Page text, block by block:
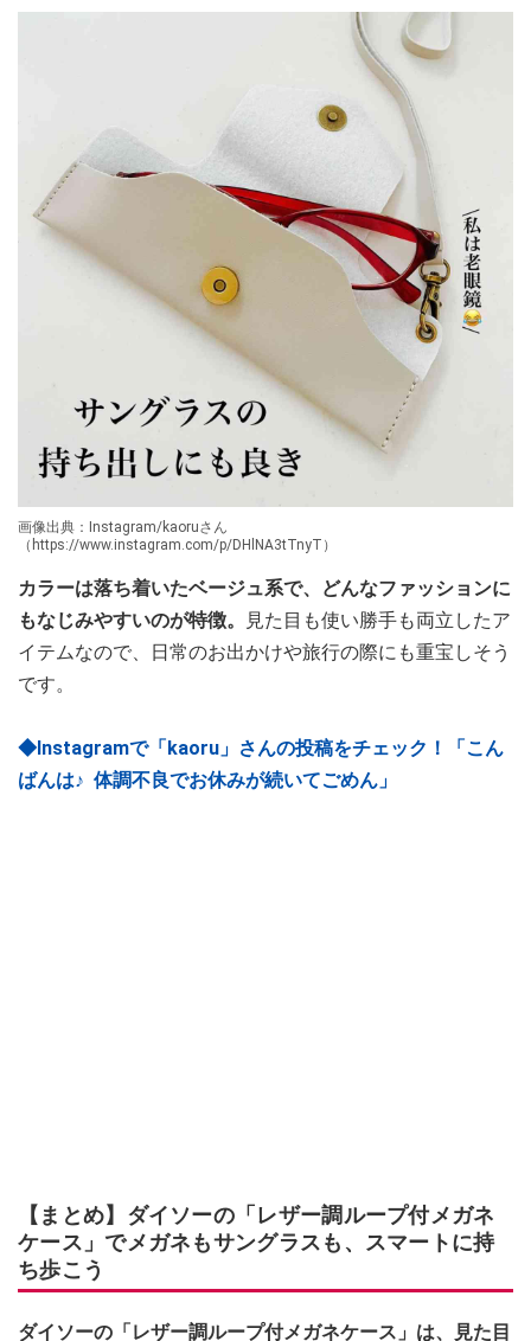
画像出典：Instagram/kaoruさん
（https://www.instagram.com/p/DHlNA3tTnyT）
カラーは落ち着いたベージュ系で、どんなファッションに
もなじみやすいのが特徴。
見た目も使い勝手も両立したア
イテムなので、日常のお出かけや旅行の際にも重宝しそう
です。
◆Instagramで「kaoru」さんの投稿をチェック！「こん
ばんは♪ ⁡ 体調不良でお休みが続いてごめん」
【まとめ】ダイソーの「レザー調ループ付メガネ
ケース」でメガネもサングラスも、スマートに持
ち歩こう
ダイソーの「レザー調ループ付メガネケース」は、見た目